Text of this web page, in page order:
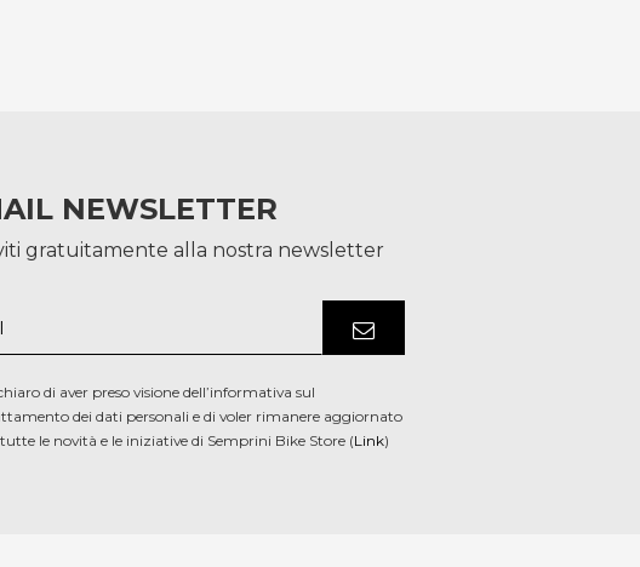
NEWSLETTER
gratuitamente alla nostra newsletter
di aver preso visione dell’informativa sul
dei dati personali e di voler rimanere aggiornato
le novità e le iniziative di Semprini Bike Store (Link)